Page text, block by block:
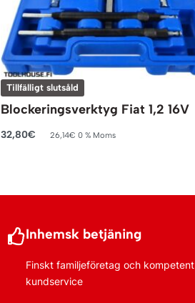
Tillfälligt slutsåld
Blockeringsverktyg Fiat 1,2 16V
32,80€ 26,14€ 0 % Moms
Inhemsk betjäning
Finskt familjeföretag och kompetent
kundservice